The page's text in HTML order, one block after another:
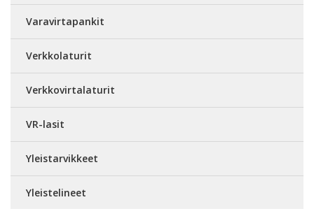
Varavirtapankit
Verkkolaturit
Verkkovirtalaturit
VR-lasit
Yleistarvikkeet
Yleistelineet